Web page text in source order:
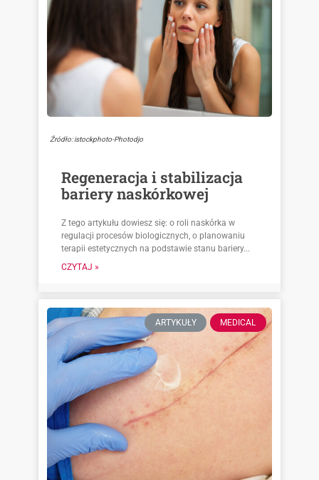
Źródło: istockphoto-Photodjo
Regeneracja i stabilizacja
bariery naskórkowej
Z tego artykułu dowiesz się: o roli naskórka w
regulacji procesów biologicznych, o planowaniu
terapii estetycznych na podstawie stanu bariery...
CZYTAJ »
ARTYKUŁY MEDICAL